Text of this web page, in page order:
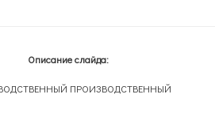
Описание слайда:
ПРОИЗВОДСТВЕННЫЙ